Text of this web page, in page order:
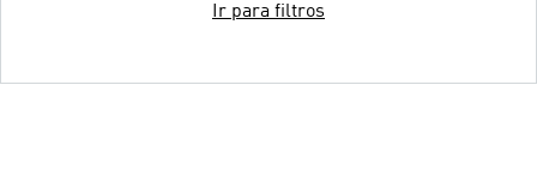
Ir para filtros